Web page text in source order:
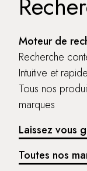
Moteur de
Recherche
Intuitive et rapide
Tous nos
marques
Laissez vous
Toutes nos